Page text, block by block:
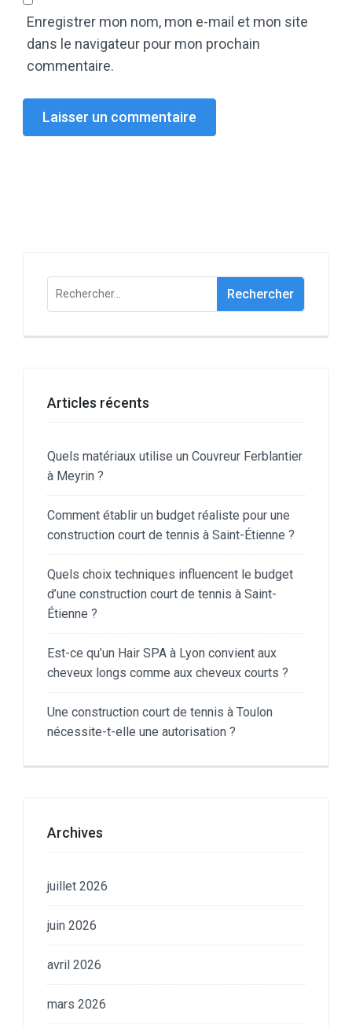
Enregistrer mon nom, mon e-mail et mon site
dans le navigateur pour mon prochain
commentaire.
Rechercher :
Articles récents
Quels matériaux utilise un Couvreur Ferblantier
à Meyrin ?
Comment établir un budget réaliste pour une
construction court de tennis à Saint-Étienne ?
Quels choix techniques influencent le budget
d’une construction court de tennis à Saint-
Étienne ?
Est-ce qu’un Hair SPA à Lyon convient aux
cheveux longs comme aux cheveux courts ?
Une construction court de tennis à Toulon
nécessite-t-elle une autorisation ?
Archives
juillet 2026
juin 2026
avril 2026
mars 2026